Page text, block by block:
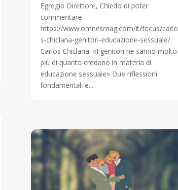
Egregio Direttore, Chiedo di poter
commentare
https://www.omnesmag.com/it/focus/carlo
s-chiclana-genitori-educazione-sessuale/
Carlos Chiclana: «I genitori ne sanno molto
più di quanto credano in materia di
educazione sessuale» Due riflessioni
fondamentali e...